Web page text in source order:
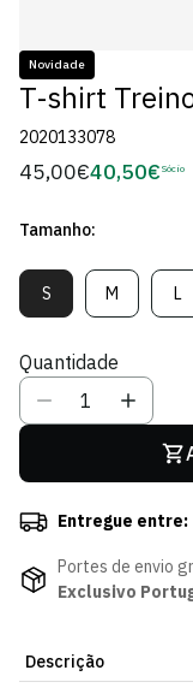
Novidade
T-shirt
2020133078
Preço
45,00€Preço
Sócio
40,50€ Sócio
Tamanho:
SVariante
Esgotada
Indisponível
MVariante
Esgotada
Indisponível
L
Quantidade
Entregue entre:
Portes de envio
Exclusivo
Descrição